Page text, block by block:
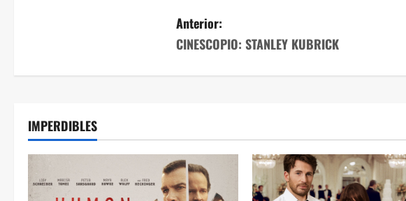
Anterior:
CINESCOPIO: STANLEY KUBRICK
IMPERDIBLES